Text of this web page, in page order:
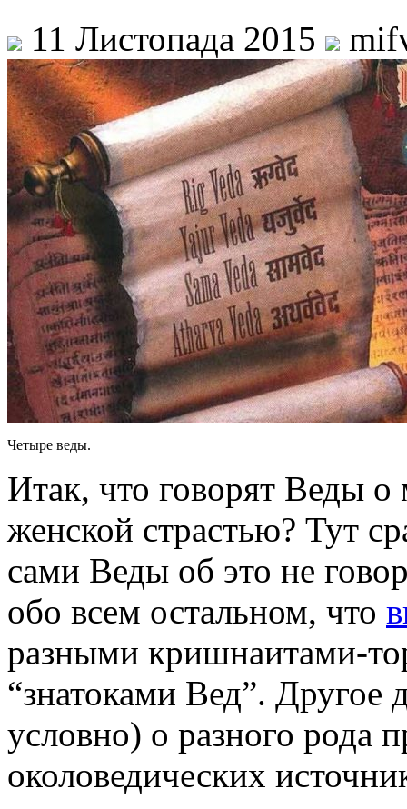
11 Листопада 2015
Четыре веды.
Итак, что говорят Веды
женской страстью? Тут
сами Веды об это не
обо всем остальном, что
разными кришнаитами-
“знатоками Вед”. Другое
условно) о разного рода
околоведических